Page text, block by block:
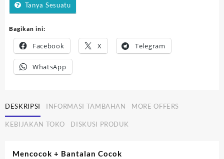
Tanya Sesuatu
Bagikan ini:
Facebook X Telegram
WhatsApp
DESKRIPSI INFORMASI TAMBAHAN MORE OFFERS
KEBIJAKAN TOKO DISKUSI PRODUK
Mencocok + Bantalan Cocok